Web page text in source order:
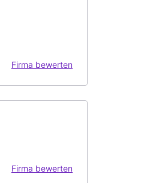
Firma bewerten
Firma bewerten